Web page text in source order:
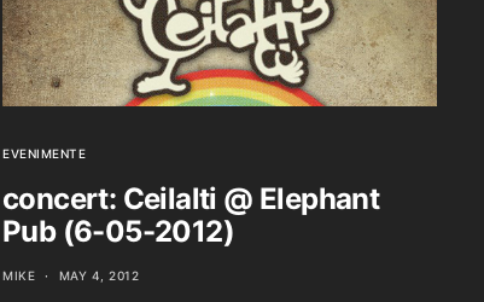
EVENIMENTE
concert: Ceilalti @ Elephant
Pub (6-05-2012)
MIKE MAY 4, 2012